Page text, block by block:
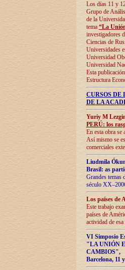
Los días 11 y
Grupo de
de la
tema “La
investigadores
Ciencias de
Universidades
Universidad
Universidad
Esta
Estructura
CURSOS
DE LA
Yuriy M
PERÚ: los
En esta obra se
Así mismo se
comerciales
Liudmila
Brasil: as
Grandes temas
século
Los países de
Este trabajo
países de
actividad de
VI Simposio
"LA UNIÓN
CAMBIOS",
Barcelona, 11